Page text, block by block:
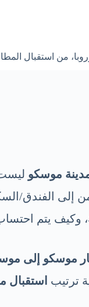
من استقبال
موسكو
إلى الفندق/
وكيف يتم
موسكو إلى
ترتيب